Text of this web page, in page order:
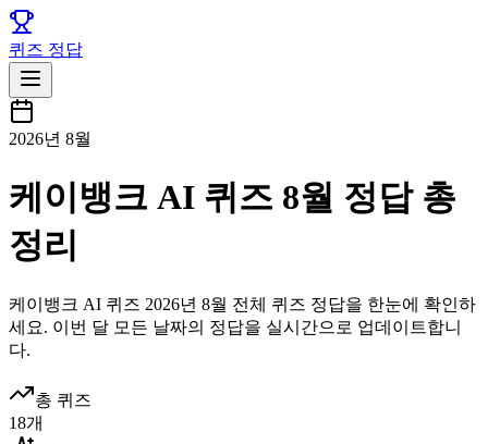
퀴즈 정답
2026년 8월
케이뱅크 AI 퀴즈 8월 정답 총
정리
케이뱅크 AI 퀴즈 2026년 8월 전체 퀴즈 정답을 한눈에 확인하
세요. 이번 달 모든 날짜의 정답을 실시간으로 업데이트합니
다.
총 퀴즈
18개